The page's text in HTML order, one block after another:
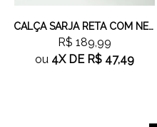
CALÇA SARJA RETA COM NERVURA OFF WHITE
R$ 189,99
ou 4XDE R$ 47,49